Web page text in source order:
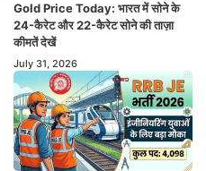
Gold Price Today: भारत में सोने के
24-कैरेट और 22-कैरेट सोने की ताज़ा
कीमतें देखें
July 31, 2026